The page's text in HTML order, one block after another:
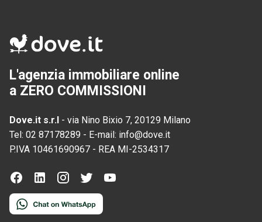
L'agenzia immobiliare online
a ZERO COMMISSIONI
Dove.it s.r.l - via Nino Bixio 7, 20129 Milano
Tel: 02 87178289 - E-mail: info@dove.it
P.IVA 10461690967 - REA MI-2534317